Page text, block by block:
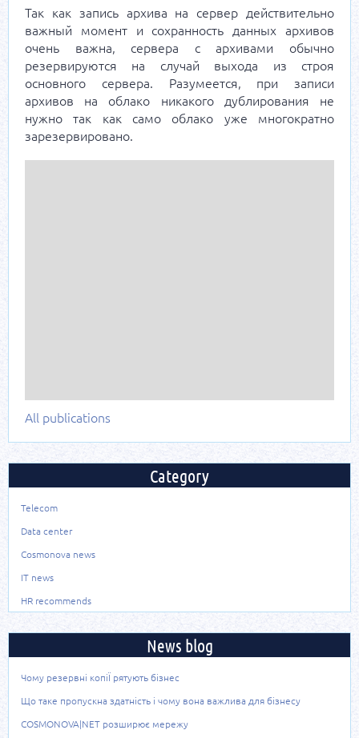
Так как запись архива на сервер действительно
важный момент и сохранность данных архивов
очень важна, сервера с архивами обычно
резервируются на случай выхода из строя
основного сервера. Разумеется, при записи
архивов на облако никакого дублирования не
нужно так как само облако уже многократно
зарезервировано.
All publications
Category
Telecom
Data center
Cosmonova news
IT news
HR recommends
News blog
Чому резервні копіЇ рятують бізнес
Що таке пропускна здатність і чому вона важлива для бізнесу
COSMONOVA|NET розширює мережу